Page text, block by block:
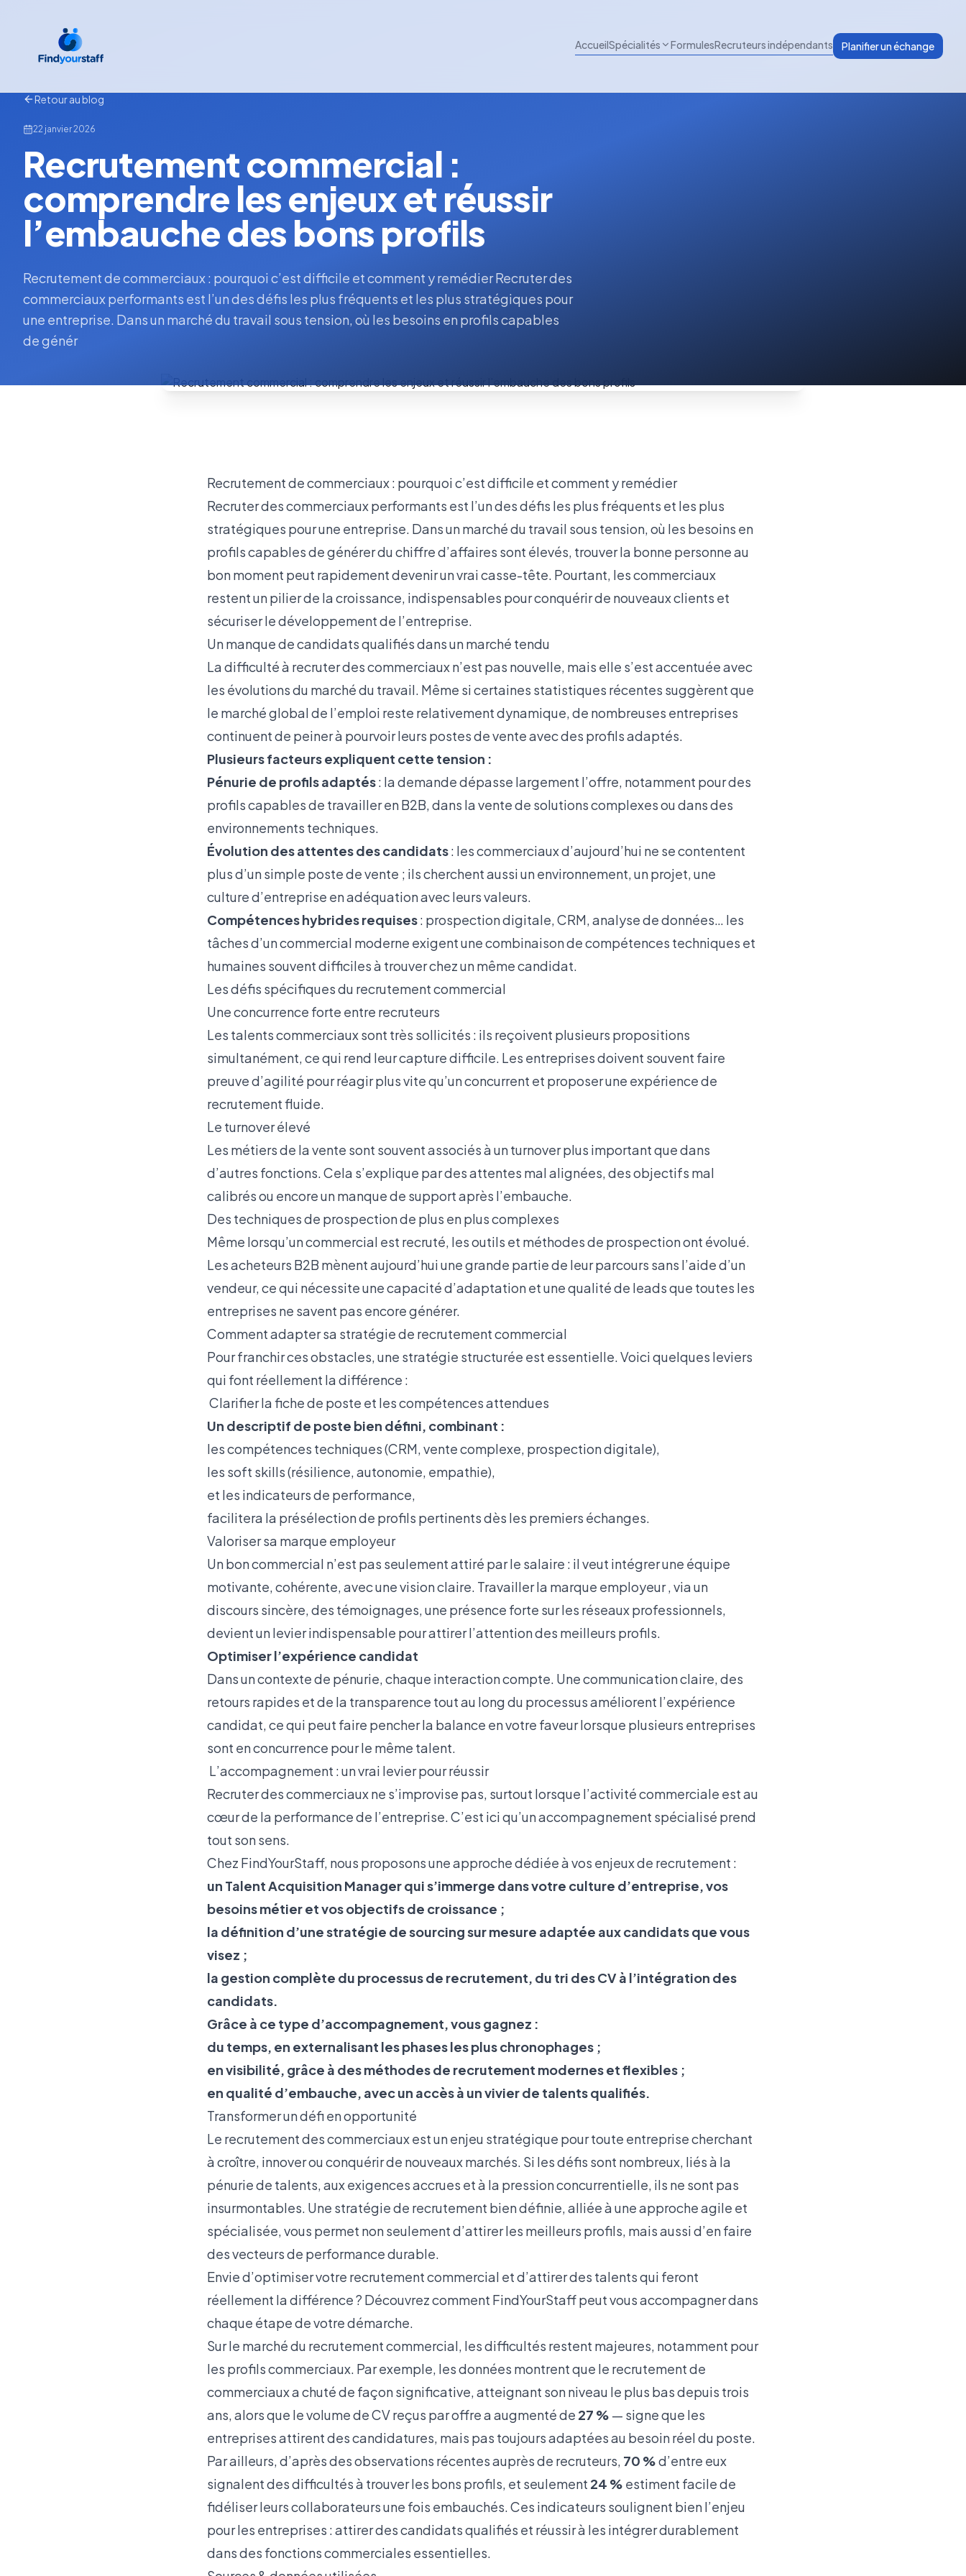
AccueilSpécialités FormulesRecruteurs indépendants Planifier un échange
Retour au blog
22 janvier 2026
Recrutement commercial :
comprendre les enjeux et réussir
l’embauche des bons profils
Recrutement de commerciaux : pourquoi c’est difficile et comment y remédier Recruter des
commerciaux performants est l’un des défis les plus fréquents et les plus stratégiques pour
une entreprise. Dans un marché du travail sous tension, où les besoins en profils capables
de génér
Recrutement de commerciaux : pourquoi c’est difficile et comment y remédier
Recruter des commerciaux performants est l’un des défis les plus fréquents et les plus
stratégiques pour une entreprise. Dans un marché du travail sous tension, où les besoins en
profils capables de générer du chiffre d’affaires sont élevés, trouver la bonne personne au
bon moment peut rapidement devenir un vrai casse-tête. Pourtant, les commerciaux
restent un pilier de la croissance, indispensables pour conquérir de nouveaux clients et
sécuriser le développement de l’entreprise.
Un manque de candidats qualifiés dans un marché tendu
La difficulté à recruter des commerciaux n’est pas nouvelle, mais elle s’est accentuée avec
les évolutions du marché du travail. Même si certaines statistiques récentes suggèrent que
le marché global de l’emploi reste relativement dynamique, de nombreuses entreprises
continuent de peiner à pourvoir leurs postes de vente avec des profils adaptés.
Plusieurs facteurs expliquent cette tension :
Pénurie de profils adaptés: la demande dépasse largement l’offre, notamment pour des
profils capables de travailler en B2B, dans la vente de solutions complexes ou dans des
environnements techniques.
Évolution des attentes des candidats: les commerciaux d’aujourd’hui ne se contentent
plus d’un simple poste de vente ; ils cherchent aussi un environnement, un projet, une
culture d’entreprise en adéquation avec leurs valeurs.
Compétences hybrides requises: prospection digitale, CRM, analyse de données… les
tâches d’un commercial moderne exigent une combinaison de compétences techniques et
humaines souvent difficiles à trouver chez un même candidat.
Les défis spécifiques du recrutement commercial
Une concurrence forte entre recruteurs
Les talents commerciaux sont très sollicités : ils reçoivent plusieurs propositions
simultanément, ce qui rend leur capture difficile. Les entreprises doivent souvent faire
preuve d’agilité pour réagir plus vite qu’un concurrent et proposer une expérience de
recrutement fluide.
Le turnover élevé
Les métiers de la vente sont souvent associés à un turnover plus important que dans
d’autres fonctions. Cela s’explique par des attentes mal alignées, des objectifs mal
calibrés ou encore un manque de support après l’embauche.
Des techniques de prospection de plus en plus complexes
Même lorsqu’un commercial est recruté, les outils et méthodes de prospection ont évolué.
Les acheteurs B2B mènent aujourd’hui une grande partie de leur parcours sans l’aide d’un
vendeur, ce qui nécessite une capacité d’adaptation et une qualité de leads que toutes les
entreprises ne savent pas encore générer.
Comment adapter sa stratégie de recrutement commercial
Pour franchir ces obstacles, une stratégie structurée est essentielle. Voici quelques leviers
qui font réellement la différence :
Clarifier la fiche de poste et les compétences attendues
Un descriptif de poste bien défini, combinant :
les compétences techniques (CRM, vente complexe, prospection digitale),
les soft skills (résilience, autonomie, empathie),
et les indicateurs de performance,
facilitera la présélection de profils pertinents dès les premiers échanges.
Valoriser sa marque employeur
Un bon commercial n’est pas seulement attiré par le salaire : il veut intégrer une équipe
motivante, cohérente, avec une vision claire. Travailler la marque employeur , via un
discours sincère, des témoignages, une présence forte sur les réseaux professionnels,
devient un levier indispensable pour attirer l’attention des meilleurs profils.
Optimiser l’expérience candidat
Dans un contexte de pénurie, chaque interaction compte. Une communication claire, des
retours rapides et de la transparence tout au long du processus améliorent l’expérience
candidat, ce qui peut faire pencher la balance en votre faveur lorsque plusieurs entreprises
sont en concurrence pour le même talent.
L’accompagnement : un vrai levier pour réussir
Recruter des commerciaux ne s’improvise pas, surtout lorsque l’activité commerciale est au
cœur de la performance de l’entreprise. C’est ici qu’un accompagnement spécialisé prend
tout son sens.
Chez FindYourStaff, nous proposons une approche dédiée à vos enjeux de recrutement :
un Talent Acquisition Manager qui s’immerge dans votre culture d’entreprise, vos
besoins métier et vos objectifs de croissance ;
la définition d’une stratégie de sourcing sur mesure adaptée aux candidats que vous
visez ;
la gestion complète du processus de recrutement, du tri des CV à l’intégration des
candidats.
Grâce à ce type d’accompagnement, vous gagnez :
du temps, en externalisant les phases les plus chronophages ;
en visibilité, grâce à des méthodes de recrutement modernes et flexibles ;
en qualité d’embauche, avec un accès à un vivier de talents qualifiés.
Transformer un défi en opportunité
Le recrutement des commerciaux est un enjeu stratégique pour toute entreprise cherchant
à croître, innover ou conquérir de nouveaux marchés. Si les défis sont nombreux, liés à la
pénurie de talents, aux exigences accrues et à la pression concurrentielle, ils ne sont pas
insurmontables. Une stratégie de recrutement bien définie, alliée à une approche agile et
spécialisée, vous permet non seulement d’attirer les meilleurs profils, mais aussi d’en faire
des vecteurs de performance durable.
Envie d’optimiser votre recrutement commercial et d’attirer des talents qui feront
réellement la différence ? Découvrez comment FindYourStaffpeut vous accompagner dans
chaque étape de votre démarche.
Sur le marché du recrutement commercial, les difficultés restent majeures, notamment pour
les profils commerciaux. Par exemple, les données montrent que le recrutement de
commerciaux a chuté de façon significative, atteignant son niveau le plus bas depuis trois
ans, alors que le volume de CV reçus par offre a augmenté de 27 % — signe que les
entreprises attirent des candidatures, mais pas toujours adaptées au besoin réel du poste.
Par ailleurs, d’après des observations récentes auprès de recruteurs, 70 %d’entre eux
signalent des difficultés à trouver les bons profils, et seulement 24 % estiment facile de
fidéliser leurs collaborateurs une fois embauchés. Ces indicateurs soulignent bien l’enjeu
pour les entreprises : attirer des candidats qualifiés et réussir à les intégrer durablement
dans des fonctions commerciales essentielles.